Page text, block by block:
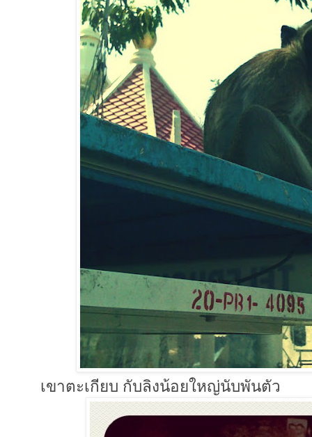
เขาตะเกียบ กับลิงน้อยใหญ่นับพันตัว